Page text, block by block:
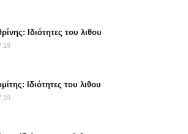
Ιδιότητες του λιθου
Ιδιότητες του λιθου